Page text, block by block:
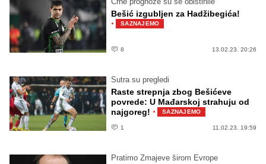
Bešić izgubljen za Hadžibegića!
· SAZNAJEMO
8 13.02.23. 20:26
Sutra su pregledi
Raste strepnja zbog Bešićeve
povrede: U Mađarskoj strahuju od
najgoreg! · SAZNAJEMO
1 11.02.23. 19:59
Pratimo Zmajeve širom Evrope